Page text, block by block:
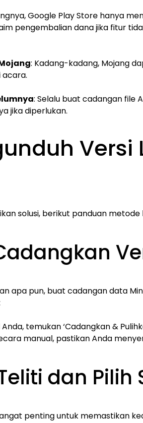
Google Play Store hanya
pengembalian dana jika fitur
: Kadang-kadang, Mojang
: Selalu buat cadangan file
jika diperlukan.
Versi
solusi, berikut panduan
apa pun, buat cadangan data
temukan ‘Cadangkan &
manual, pastikan Anda
dan
penting untuk memastikan